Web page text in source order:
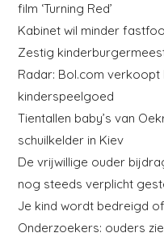
film ‘Turning Red’
Kabinet wil minder
Zestig
Radar: Bol.com
kinderspeelgoed
Tientallen baby’s van
schuilkelder in Kiev
De vrijwillige ouder
nog steeds verplicht
Je kind wordt bedreigd
Onderzoekers: ouders